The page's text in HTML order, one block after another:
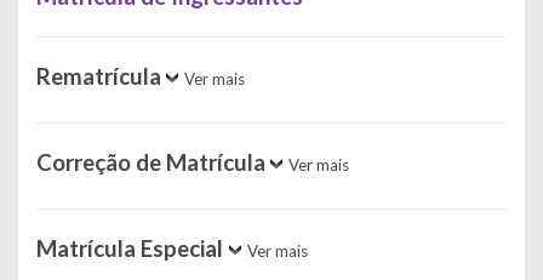
Rematrícula Ver mais
Correção de Matrícula Ver mais
Matrícula Especial Ver mais